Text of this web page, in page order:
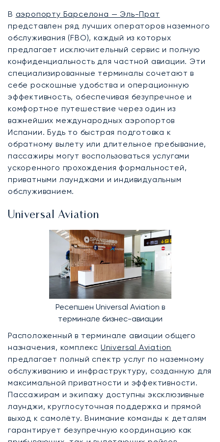
В аэропорту Барселона — Эль-Прат
представлен ряд лучших операторов наземного
обслуживания (FBO), каждый из которых
предлагает исключительный сервис и полную
конфиденциальность для частной авиации. Эти
специализированные терминалы сочетают в
себе роскошные удобства и операционную
эффективность, обеспечивая безупречное и
комфортное путешествие через один из
важнейших международных аэропортов
Испании. Будь то быстрая подготовка к
обратному вылету или длительное пребывание,
пассажиры могут воспользоваться услугами
ускоренного прохождения формальностей,
приватными лаунджами и индивидуальным
обслуживанием.
Universal Aviation
Ресепшен Universal Aviation в
терминале бизнес-авиации
Расположенный в терминале авиации общего
назначения, комплекс Universal Aviation
предлагает полный спектр услуг по наземному
обслуживанию и инфраструктуру, созданную для
максимальной приватности и эффективности.
Пассажирам и экипажу доступны эксклюзивные
лаунджи, круглосуточная поддержка и прямой
выход к самолёту. Внимание команды к деталям
гарантирует безупречную координацию как